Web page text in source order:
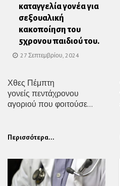
καταγγελία γονέα για
σεξουαλική
κακοποίηση του
5χρονου παιδιού του.
27 Σεπτεμβρίου, 2024
Χθες Πέμπτη
γονείς πεντάχρονου
αγοριού που φοιτούσε...
Περισσότερα...